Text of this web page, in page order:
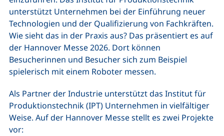
unterstützt Unternehmen bei der Einführung neuer
Technologien und der Qualifizierung von Fachkräften.
Wie sieht das in der Praxis aus? Das präsentiert es auf
der Hannover Messe 2026. Dort können
Besucherinnen und Besucher sich zum Beispiel
spielerisch mit einem Roboter messen.
Als Partner der Industrie unterstützt das Institut für
Produktionstechnik (IPT) Unternehmen in vielfältiger
Weise. Auf der Hannover Messe stellt es zwei Projekte
vor: